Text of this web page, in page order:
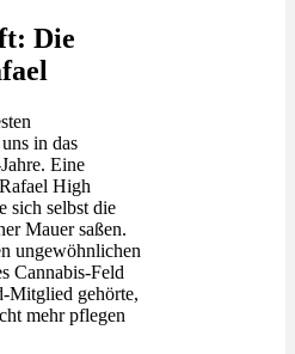
Die
in das
Eine
High
sich selbst die
Mauer saßen.
ungewöhnlichen
Cannabis-Feld
Mitglied gehörte,
mehr pflegen